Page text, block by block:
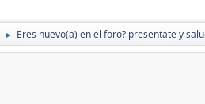
► Eres nuevo(a) en el foro? presentate y